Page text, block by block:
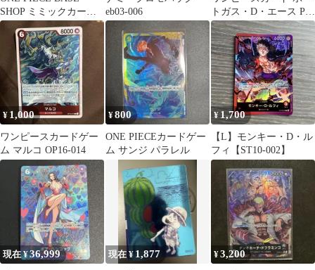
SHOP ミミックカード
コレクション vol.1
eb03-006
トガス・D・エース P-
074 プロモ
¥ 1,000
ワンピースカードゲー
ム マルコ OP16-014
¥800
ONE PIECEカードゲー
ム サンジ パラレル
¥1,700
【L】モンキー・D・ル
フィ【ST10-002】
現在 ¥36,999 現在 ¥ 1,877 ¥3,200